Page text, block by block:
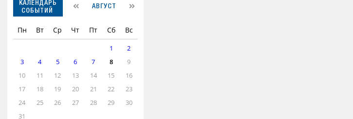
КАЛЕНДАРЬ
СОБЫТИЙ
АВГУСТ
Пн Вт Ср Чт Пт Сб Вс
1
2
3
4 5 6 7 8
9
10
11 12 13 14 15
16
17
18 19 20 21 22
23
24
25 26 27 28 29
30
31